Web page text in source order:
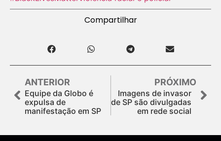
Compartilhar
ANTERIOR
Equipe da Globo é
expulsa de
manifestação em SP
PRÓXIMO
Imagens de invasor
de SP são divulgadas
em rede social